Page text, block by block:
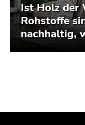
Ist Holz der
Rohstoffe
nachhaltig,
Zusatzinformationen:
Zur
Zur